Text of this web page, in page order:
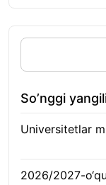
So’nggi
Universitetlar
2026/2027-